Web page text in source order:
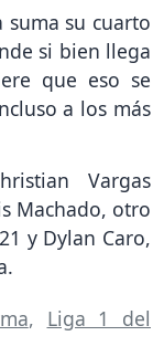
suma su cuarto
si bien llega
que eso se
a los más
Vargas
Machado, otro
y Dylan Caro,
, Liga 1 del